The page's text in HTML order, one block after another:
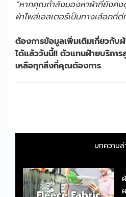
“หากคุณกำลังมองหาผ้าที่ยังค
ผ้าโพลีเอสเตอร์เป็นทางเลือกที่
ต้องการข้อมูลเพิ่มเติมเกี่ยวกับผ้
ได้แล้ววันนี้!! ตัวแทนฝ่ายบริการ
เหลือทุกสิ่งที่คุณต้องการ
บทความล่